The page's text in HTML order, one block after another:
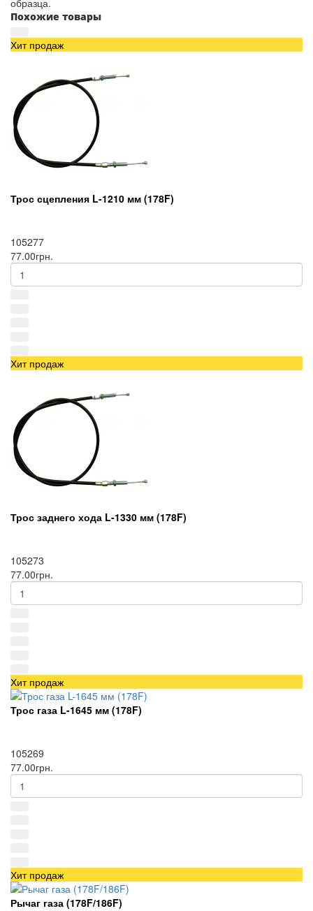
Похожие товары
Хит продаж
Трос сцепления L-1210 мм (178F)
105277
77.00грн.
Хит продаж
Трос заднего хода L-1330 мм (178F)
105273
77.00грн.
Хит продаж
Трос газа L-1645 мм (178F)
105269
77.00грн.
Хит продаж
Рычаг газа (178F/186F)